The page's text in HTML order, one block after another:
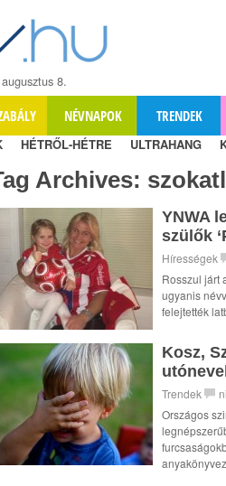
8.
NÉVNAPOK TRENDEK
HÉTRŐL-HÉTRE ULTRAHANG
Archives:
YNWA
szülők
Hírességek
Rosszul járt
ugyanis
felejtették
Kosz,
Trendek
Országos